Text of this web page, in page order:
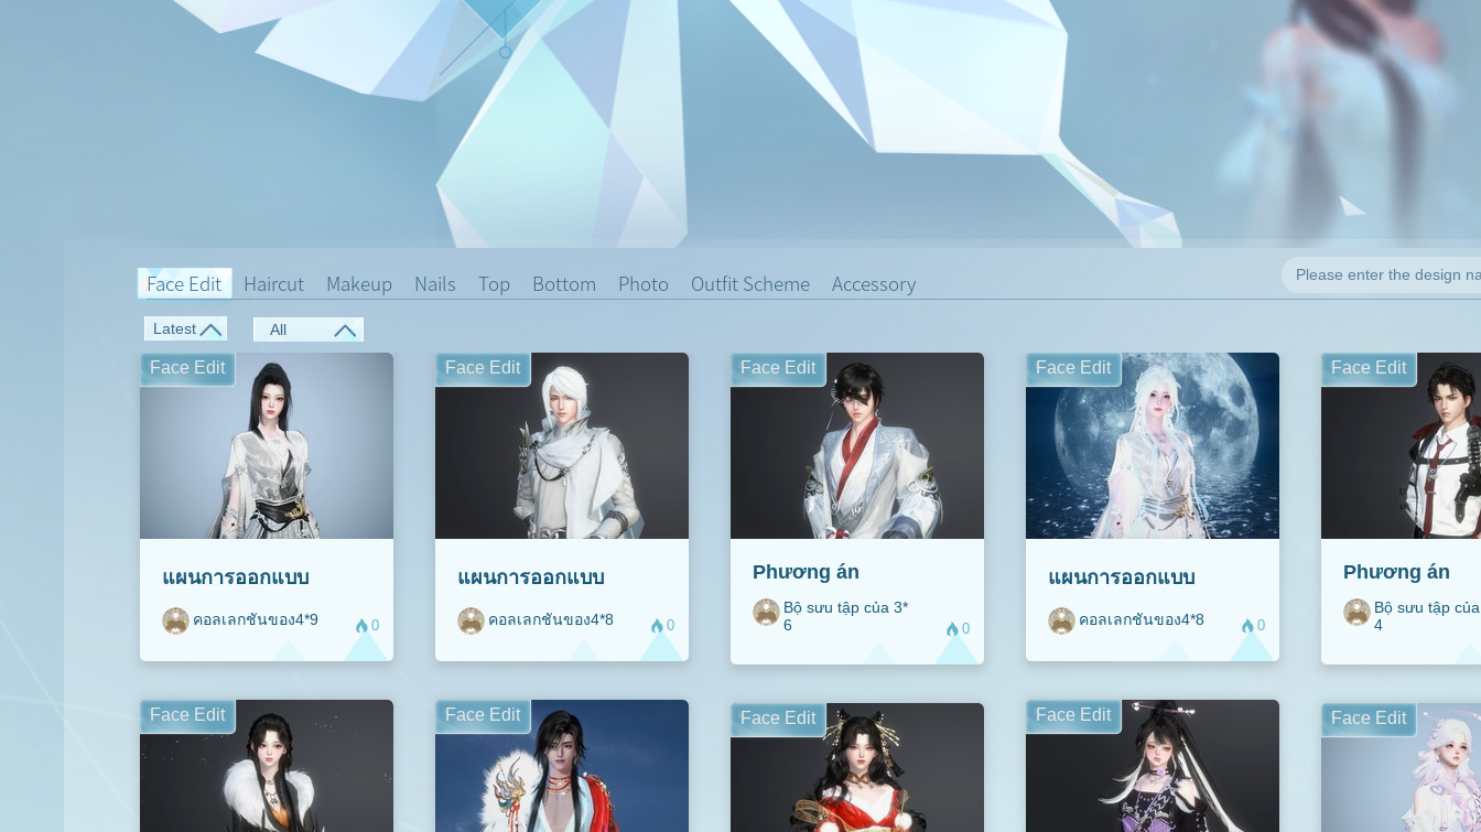
Face Edit Haircut Makeup Nails Top Bottom Photo Outfit Scheme Accessory
Latest
Face Edit
แผนการ​ออกแบบ
คอลเลกชันของ4*9 0
Face Edit
แผนการ​ออกแบบ
คอลเลกชันของ4*8 0
Face Edit
Phương án
Bộ sưu tập của 3*
6
0
Face Edit
แผนการ​ออกแบบ
คอลเลกชันของ4*8 0
Face Edit
Phương án
Bộ sưu tập
4
Face Edit Face Edit Face Edit Face Edit Face Edit